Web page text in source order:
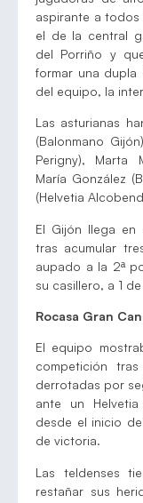
aspirante a
el de la central
del Porriño y
formar una dupla
del equipo, la
Las asturianas
(Balonmano
Perigny), Marta
María González
(Helvetia
El Gijón llega en
tras acumular
aupado a la 2ª
su casillero, a 1
Rocasa Gran
El equipo
competición
derrotadas por
ante un
desde el inicio
de victoria.
Las teldenses
restañar sus